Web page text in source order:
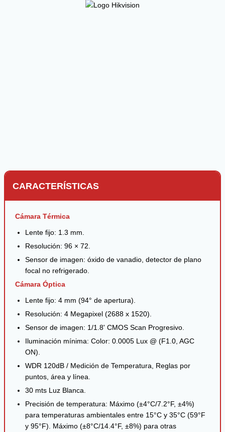
CARACTERÍSTICAS
Cámara Térmica
Lente fijo: 1.3 mm.
Resolución: 96 × 72.
Sensor de imagen: óxido de vanadio, detector de plano
focal no refrigerado.
Cámara Óptica
Lente fijo: 4 mm (94° de apertura).
Resolución: 4 Megapixel (2688 x 1520).
Sensor de imagen: 1/1.8' CMOS Scan Progresivo.
Iluminación mínima: Color: 0.0005 Lux @ (F1.0, AGC
ON).
WDR 120dB / Medición de Temperatura, Reglas por
puntos, área y línea.
30 mts Luz Blanca.
Precisión de temperatura: Máximo (±4°C/7.2°F, ±4%)
para temperaturas ambientales entre 15°C y 35°C (59°F
y 95°F). Máximo (±8°C/14.4°F, ±8%) para otras